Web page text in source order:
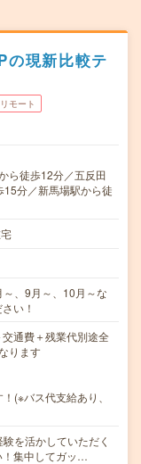
現新比較テ
モート
ら徒歩12分／五反田
分／新馬場駅から徒
、9月～、10月～な
い！
通費＋残業代別途全
ります
(※バス代支給あり、
を活かしていただく
！集中してガッ…